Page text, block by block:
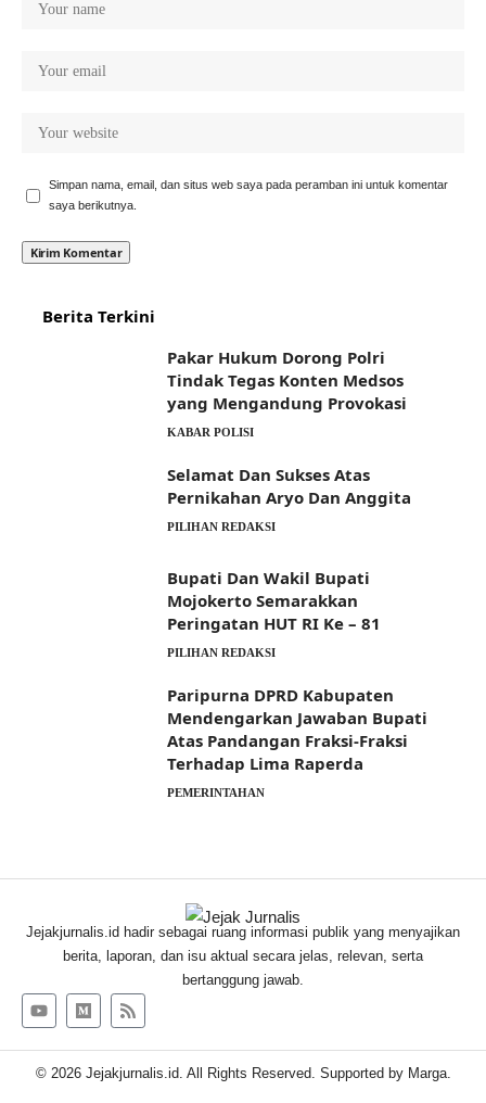
Simpan nama, email, dan situs web saya pada peramban ini untuk komentar
saya berikutnya.
Berita Terkini
Pakar Hukum Dorong Polri
Tindak Tegas Konten Medsos
yang Mengandung Provokasi
KABAR POLISI
Selamat Dan Sukses Atas
Pernikahan Aryo Dan Anggita
PILIHAN REDAKSI
Bupati Dan Wakil Bupati
Mojokerto Semarakkan
Peringatan HUT RI Ke – 81
PILIHAN REDAKSI
Paripurna DPRD Kabupaten
Mendengarkan Jawaban Bupati
Atas Pandangan Fraksi-Fraksi
Terhadap Lima Raperda
PEMERINTAHAN
Jejakjurnalis.id hadir sebagai ruang informasi publik yang menyajikan
berita, laporan, dan isu aktual secara jelas, relevan, serta
bertanggung jawab.
© 2026 Jejakjurnalis.id. All Rights Reserved. Supported by Marga.